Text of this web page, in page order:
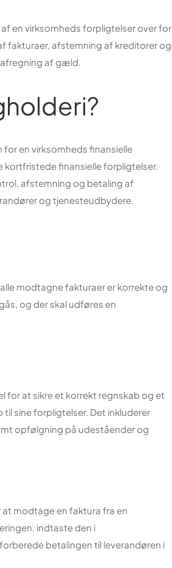
en virksomheds forpligtelser over for
fakturaer, afstemning af kreditorer og
af gæld.
en virksomheds finansielle
kortfristede finansielle forpligtelser.
afstemning og betaling af
og tjenesteudbydere.
modtagne fakturaer er korrekte og
og der skal udføres en
for at sikre et korrekt regnskab og et
sine forpligtelser. Det inkluderer
opfølgning på udeståender og
modtage en faktura fra en
indtaste den i
betalingen til leverandøren i